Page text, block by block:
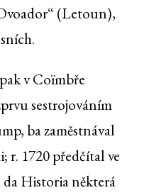
(Letoun),
v Coïmbře
sestrojováním
ba zaměstnával
r. 1720 předčítal ve
Historia některá